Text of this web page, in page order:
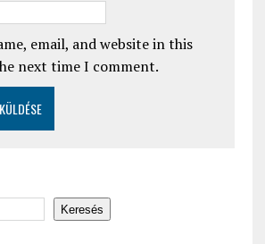
email, and website in this
next time I comment.
Keresés